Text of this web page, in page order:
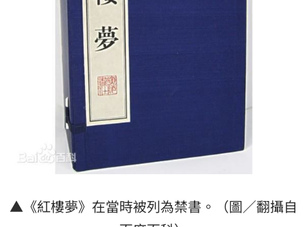
▲《紅樓夢》在當時被列為禁書。（圖／翻攝自